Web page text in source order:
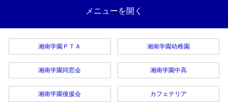
メニューを開く
湘南学園ＰＴＡ
湘南学園同窓会
湘南学園後援会
湘南学園幼稚園
湘南学園中高
カフェテリア